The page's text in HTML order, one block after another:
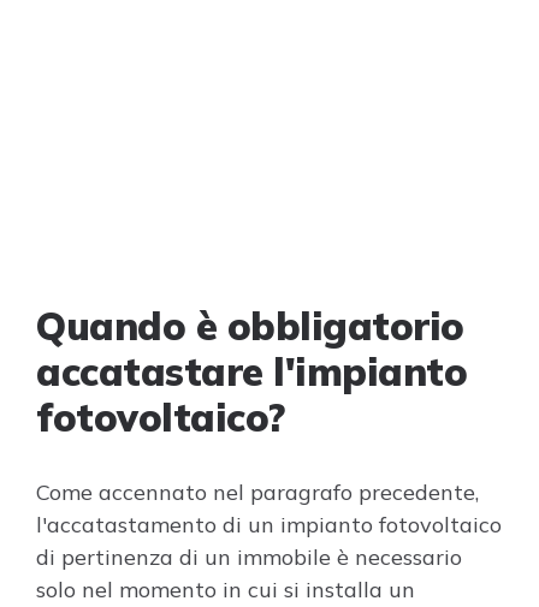
Quando è obbligatorio
accatastare l'impianto
fotovoltaico?
Come accennato nel paragrafo precedente,
l'accatastamento di un impianto fotovoltaico
di pertinenza di un immobile è necessario
solo nel momento in cui si installa un